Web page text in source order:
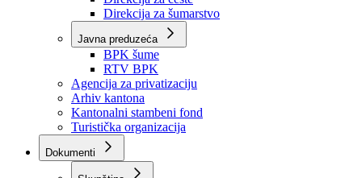
Direkcije
Direkcija za robne rezerve
Direkcija za ceste
Direkcija za šumarstvo
Javna preduzeća
BPK šume
RTV BPK
Agencija za privatizaciju
Arhiv kantona
Kantonalni stambeni fond
Turistička organizacija